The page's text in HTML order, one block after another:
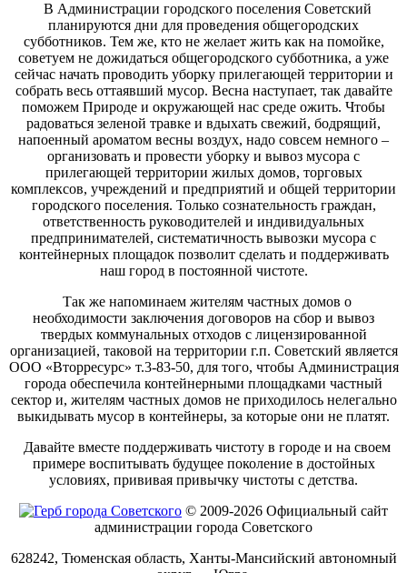
В Администрации городского поселения Советский
планируются дни для проведения общегородских
субботников. Тем же, кто не желает жить как на помойке,
советуем не дожидаться общегородского субботника, а уже
сейчас начать проводить уборку прилегающей территории и
собрать весь оттаявший мусор. Весна наступает, так давайте
поможем Природе и окружающей нас среде ожить. Чтобы
радоваться зеленой травке и вдыхать свежий, бодрящий,
напоенный ароматом весны воздух, надо совсем немного –
организовать и провести уборку и вывоз мусора с
прилегающей территории жилых домов, торговых
комплексов, учреждений и предприятий и общей территории
городского поселения. Только сознательность граждан,
ответственность руководителей и индивидуальных
предпринимателей, систематичность вывозки мусора с
контейнерных площадок позволит сделать и поддерживать
наш город в постоянной чистоте.
Так же напоминаем жителям частных домов о
необходимости заключения договоров на сбор и вывоз
твердых коммунальных отходов с лицензированной
организацией, таковой на территории г.п. Советский является
ООО «Вторресурс» т.3-83-50, для того, чтобы Администрация
города обеспечила контейнерными площадками частный
сектор и, жителям частных домов не приходилось нелегально
выкидывать мусор в контейнеры, за которые они не платят.
Давайте вместе поддерживать чистоту в городе и на своем
примере воспитывать будущее поколение в достойных
условиях, прививая привычку чистоты с детства.
© 2009-2026 Официальный сайт
администрации города Советского
628242, Тюменская область, Ханты-Мансийский автономный